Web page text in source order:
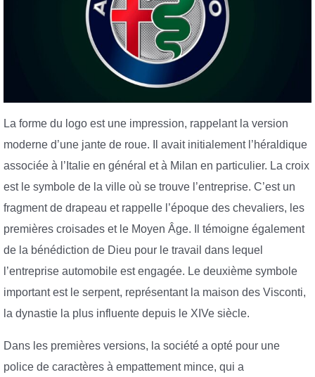
La forme du logo est une impression, rappelant la version
moderne d’une jante de roue. Il avait initialement l’héraldique
associée à l’Italie en général et à Milan en particulier. La croix
est le symbole de la ville où se trouve l’entreprise. C’est un
fragment de drapeau et rappelle l’époque des chevaliers, les
premières croisades et le Moyen Âge. Il témoigne également
de la bénédiction de Dieu pour le travail dans lequel
l’entreprise automobile est engagée. Le deuxième symbole
important est le serpent, représentant la maison des Visconti,
la dynastie la plus influente depuis le XIVe siècle.
Dans les premières versions, la société a opté pour une
police de caractères à empattement mince, qui a